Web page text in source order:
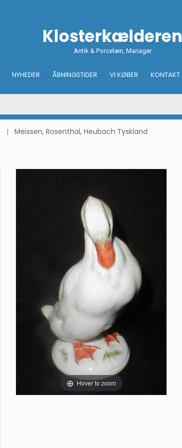
Klosterkælderen
Antik & Porcelæn, Mariager
NYHEDER ÅBNINGSTIDER VI KØBER KONTAKT
Meissen, Rosenthal, Heubach Tyskland
Hover to zoom